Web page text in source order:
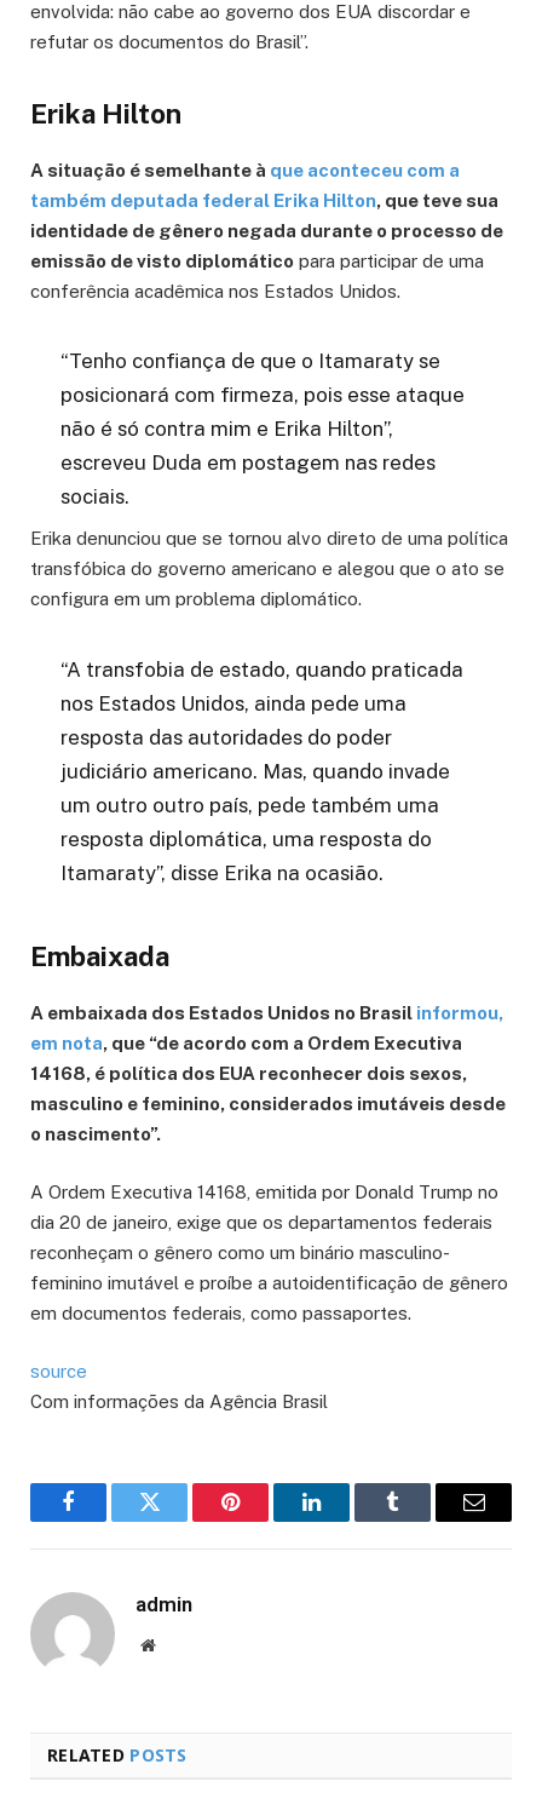
envolvida: não cabe ao governo dos EUA discordar e
refutar os documentos do Brasil”.
Erika Hilton
A situação é semelhante à que aconteceu com a
também deputada federal Erika Hilton, que teve sua
identidade de gênero negada durante o processo de
emissão de visto diplomático para participar de uma
conferência acadêmica nos Estados Unidos.
“Tenho confiança de que o Itamaraty se
posicionará com firmeza, pois esse ataque
não é só contra mim e Erika Hilton”,
escreveu Duda em postagem nas redes
sociais.
Erika denunciou que se tornou alvo direto de uma política
transfóbica do governo americano e alegou que o ato se
configura em um problema diplomático.
“A transfobia de estado, quando praticada
nos Estados Unidos, ainda pede uma
resposta das autoridades do poder
judiciário americano. Mas, quando invade
um outro outro país, pede também uma
resposta diplomática, uma resposta do
Itamaraty”, disse Erika na ocasião.
Embaixada
A embaixada dos Estados Unidos no Brasil informou,
em nota, que “de acordo com a Ordem Executiva
14168, é política dos EUA reconhecer dois sexos,
masculino e feminino, considerados imutáveis desde
o nascimento”.
A Ordem Executiva 14168, emitida por Donald Trump no
dia 20 de janeiro, exige que os departamentos federais
reconheçam o gênero como um binário masculino-
feminino imutável e proíbe a autoidentificação de gênero
em documentos federais, como passaportes.
source
Com informações da Agência Brasil
FacebookTwitter Pinterest LinkedInTumblr Email
admin
Website
RELATED POSTS